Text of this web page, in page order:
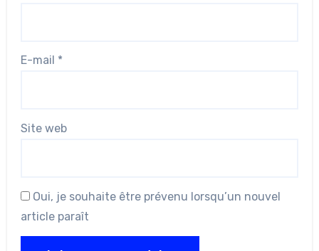
E-mail *
Site web
Oui, je souhaite être prévenu lorsqu’un nouvel
article paraît